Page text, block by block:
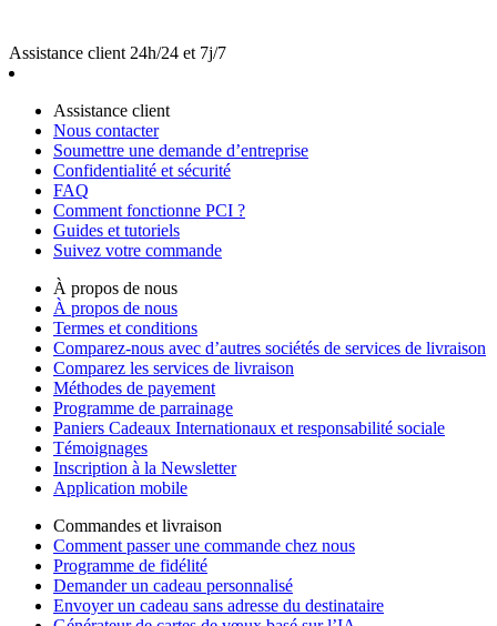
Assistance client 24h/24 et 7j/7
Assistance client
Nous contacter
Soumettre une demande d’entreprise
Confidentialité et sécurité
FAQ
Comment fonctionne PCI ?
Guides et tutoriels
Suivez votre commande
À propos de nous
À propos de nous
Termes et conditions
Comparez-nous avec d’autres sociétés de services de livraison
Comparez les services de livraison
Méthodes de payement
Programme de parrainage
Paniers Cadeaux Internationaux et responsabilité sociale
Témoignages
Inscription à la Newsletter
Application mobile
Commandes et livraison
Comment passer une commande chez nous
Programme de fidélité
Demander un cadeau personnalisé
Envoyer un cadeau sans adresse du destinataire